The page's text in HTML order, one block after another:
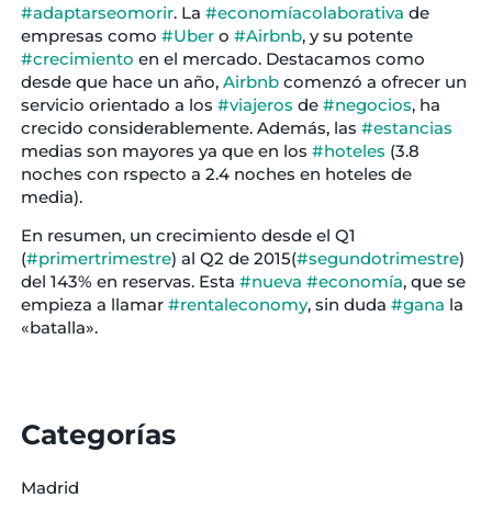
#‎adaptarseomorir‬. La ‪#‎economíacolaborativa‬ de
empresas como ‪#‎Uber‬o ‪#‎Airbnb‬, y su potente
‪#‎crecimiento‬ en el mercado. Destacamos como
desde que hace un año, Airbnbcomenzó a ofrecer un
servicio orientado a los ‪#‎viajeros‬ de ‪#‎negocios‬, ha
crecido considerablemente. Además, las ‪#‎estancias‬
medias son mayores ya que en los ‪#‎hoteles‬ (3.8
noches con rspecto a 2.4 noches en hoteles de
media).
En resumen, un crecimiento desde el Q1
(‪#‎primertrimestre‬) al Q2 de 2015(‪#‎segundotrimestre‬)
del 143% en reservas. Esta ‪#‎nueva‬ ‪#‎economía‬, que se
empieza a llamar ‪#‎rentaleconomy‬, sin duda ‪#‎gana‬ la
«batalla».
Categorías
Madrid